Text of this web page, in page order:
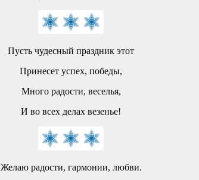
Пусть чудесный праздник этот
Принесет успех, победы,
Много радости, веселья,
И во всех делах везенье!
Желаю радости, гармонии, любви.